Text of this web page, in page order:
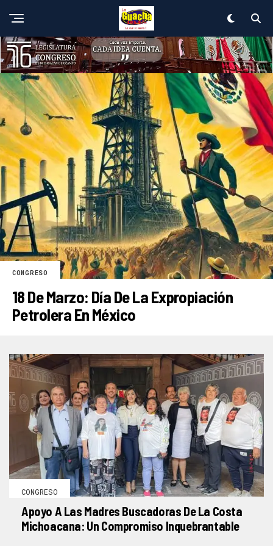
CONGRESO
18 De Marzo: Día De La Expropiación
Petrolera En México
CONGRESO
Apoyo A Las Madres Buscadoras De La Costa
Michoacana: Un Compromiso Inquebrantable
Salir de la versión móvil